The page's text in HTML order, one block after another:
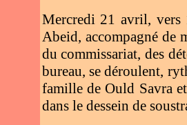
Mercredi 21 avril, vers
Abeid, accompagné de
du commissariat, des
bureau, se déroulent,
famille de Ould Savra
dans le dessein de